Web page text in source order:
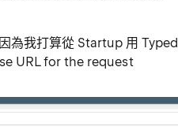
為我打算從 Startup 用 Typed
URL for the request